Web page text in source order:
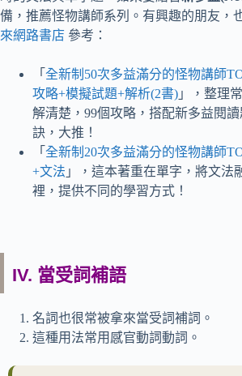
備，推薦怪物講師系列。有興趣的朋友，
來網路書店 參考：
「 全新制50次多益滿分的怪物講師
攻略+模擬試題+解析(2書) 」，整理
解清楚，99個攻略，搭配新多益閱
訣，大推！
「 全新制20次多益滿分的怪物講師
+文法 」，這本著重在單字，將文法
裡，提供不同的學習方式！
IV. 當受詞補語
名詞也很常被拿來當受詞補詞。
這種用法常用感官動詞動詞。